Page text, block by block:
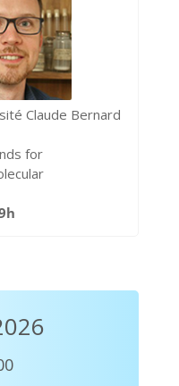
Claude Bernard
for